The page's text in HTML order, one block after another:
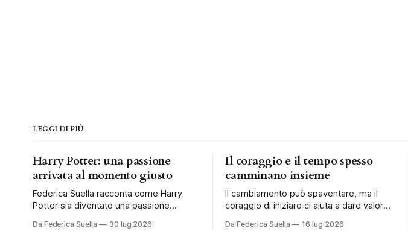
LEGGI DI PIÙ
Harry Potter: una passione
arrivata al momento giusto
Federica Suella racconta come Harry
Potter sia diventato una passione
anno in famiglia.
Da Federica Suella 30 lug 2026
Il coraggio e il tempo spesso
camminano insieme
Il cambiamento può spaventare, ma il
coraggio di iniziare ci aiuta a dare valore
Da Federica Suella 16 lug 2026